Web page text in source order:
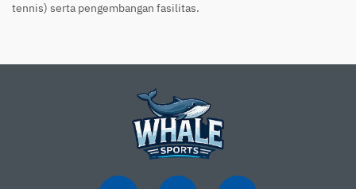
tennis) serta pengembangan fasilitas.